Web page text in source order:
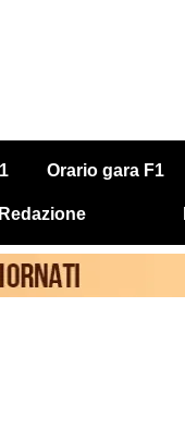
Orario gara F1
Redazione